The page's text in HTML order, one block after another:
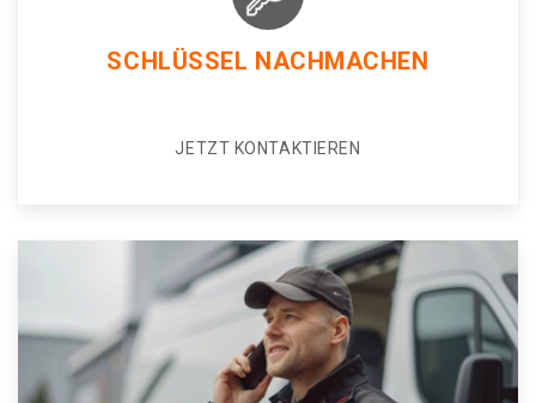
SCHLÜSSEL NACHMACHEN
JETZT KONTAKTIEREN